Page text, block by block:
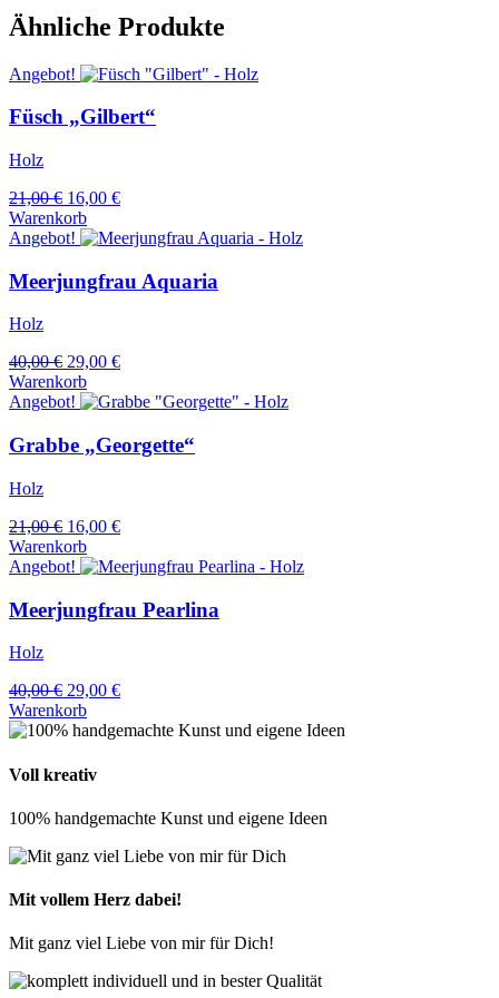
Ähnliche Produkte
Angebot!
Füsch „Gilbert“
Holz
21,00€ Ursprünglicher
Preis
war:
16,00 €Aktueller
ist:
Warenkorb
Angebot!
Meerjungfrau Aquaria
Holz
40,00€ Ursprünglicher
Preis
war:
29,00 €Aktueller
ist:
Warenkorb
Angebot!
Grabbe „Georgette“
Holz
21,00€ Ursprünglicher
Preis
war:
16,00 €Aktueller
ist:
Warenkorb
Angebot!
Meerjungfrau Pearlina
Holz
40,00€ Ursprünglicher
Preis
war:
29,00 €Aktueller
ist:
Warenkorb
Voll kreativ
100% handgemachte Kunst und eigene Ideen
Mit vollem Herz dabei!
Mit ganz viel Liebe von mir für Dich!